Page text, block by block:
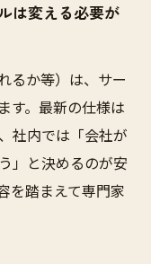
は変える必要が
るか等）は、サー
す。最新の仕様は
社内では「会社が
」と決めるのが安
を踏まえて専門家